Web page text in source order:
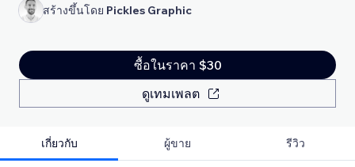
สร้างขึ้นโดย Pickles Graphic
ซื้อในราคา $30
ดูเทมเพลต
เกี่ยวกับ ผู้ขาย รีวิว